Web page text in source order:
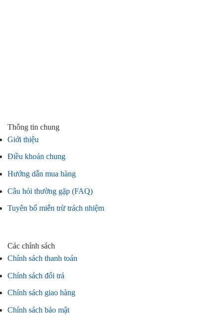
Thông tin chung
Giới thiệu
Điều khoản chung
Hướng dẫn mua hàng
Câu hỏi thường gặp (FAQ)
Tuyên bố miễn trừ trách nhiệm
Các chính sách
Chính sách thanh toán
Chính sách đổi trả
Chính sách giao hàng
Chính sách bảo mật